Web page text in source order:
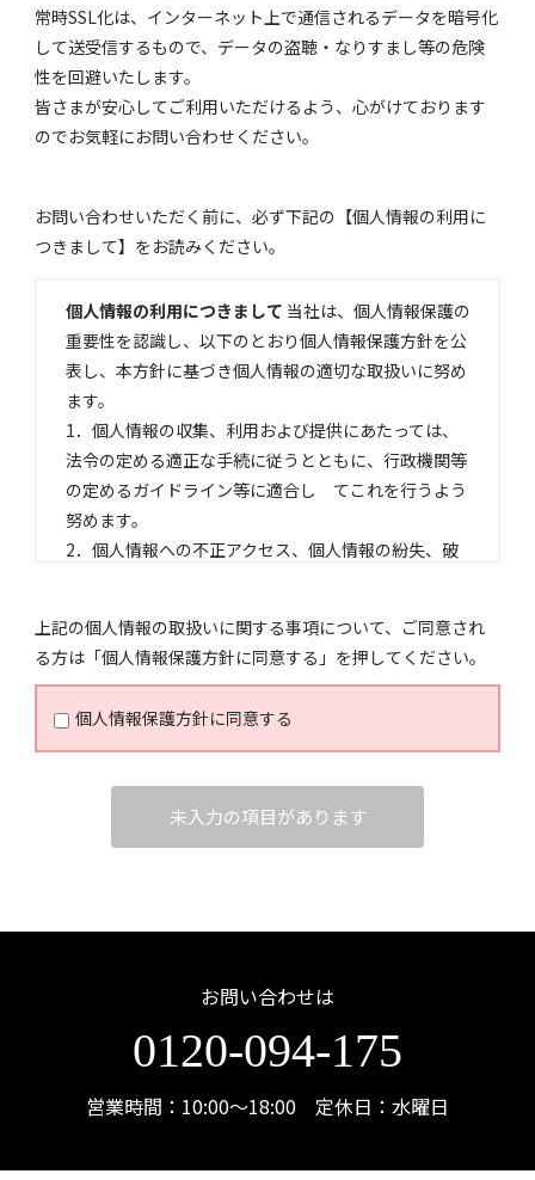
常時SSL化は、インターネット上で通信されるデータを暗号化
して送受信するもので、データの盗聴・なりすまし等の危険
性を回避いたします。
皆さまが安心してご利用いただけるよう、心がけております
のでお気軽にお問い合わせください。
お問い合わせいただく前に、必ず下記の【個人情報の利用に
つきまして】をお読みください。
個人情報の利用につきまして 当社は、個人情報保護の
重要性を認識し、以下のとおり個人情報保護方針を公
表し、本方針に基づき個人情報の適切な取扱いに努め
ます。
1．個人情報の収集、利用および提供にあたっては、
法令の定める適正な手続に従うとともに、行政機関等
の定めるガイドライン等に適合し てこれを行うよう
努めます。
2．個人情報への不正アクセス、個人情報の紛失、破
3．「個人情報の保護に関する法律」およびこれに関
連する法令を遵守します。
めます。
利用目的
・お客様よりいただきましたお問い合わせにお返事を
させていただくため
お送りいただきました個人情報は、第三者への提供は
個人情報に関する開示請求、訂正依頼、利用停止、苦
上記の個人情報の取扱いに関する事項について、ご同意され
る方は「個人情報保護方針に同意する」を押してください。
個人情報保護方針に同意する
未入力の項目があります
お問い合わせは
0120-094-175
営業時間：10:00〜18:00 定休日：水曜日